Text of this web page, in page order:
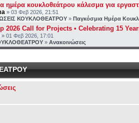
ημέρα κουκλοθεάτρου κάλεσμα για
» 03 Φεβ 2026, 21:51
ΚΟΥΚΛΟΘΕΑΤΡΟΥ »Παγκόσμια Ημέρα
2026 Call for Projects • Celebrating 15
» 01 Φεβ 2026, 17:01
»Ανακοινώσεις